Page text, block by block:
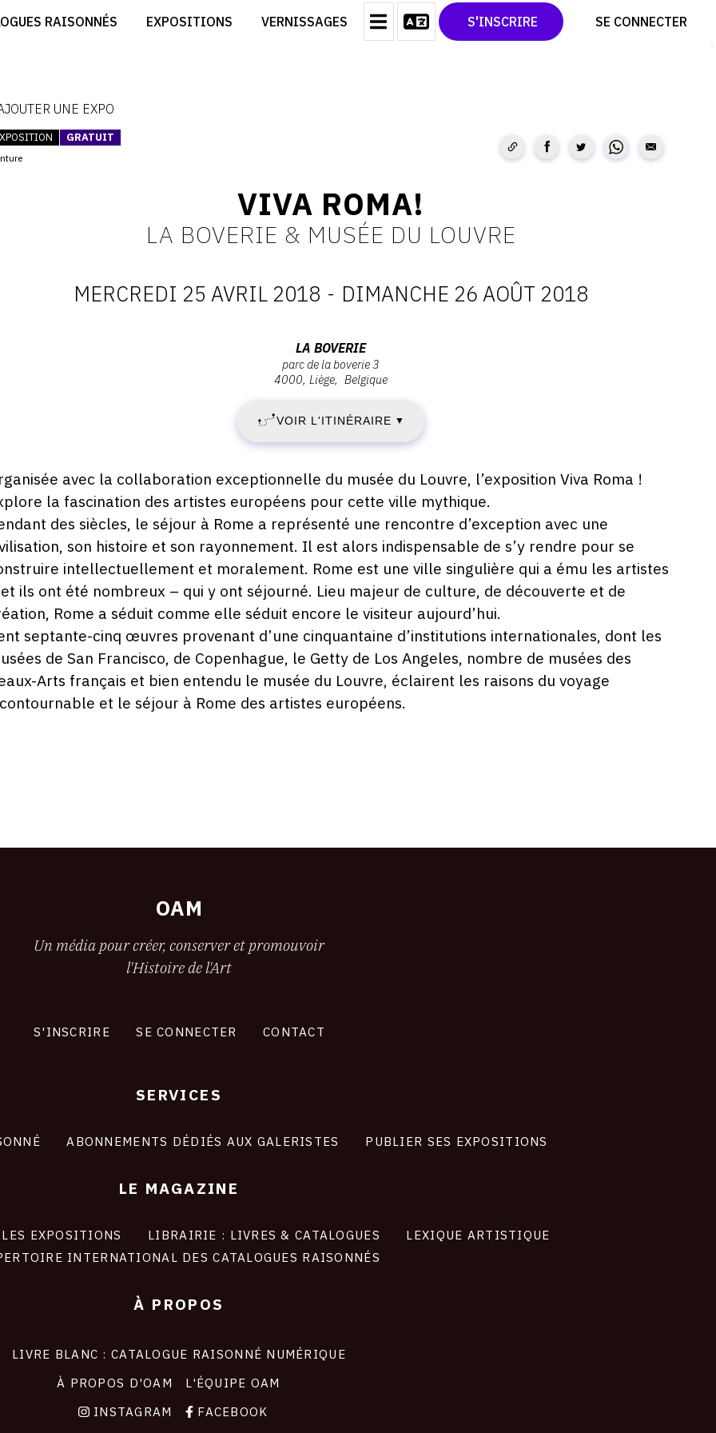
RAISONNÉS EXPOSITIONS VERNISSAGES S'INSCRIRE SE CONNECTER
CRÉER SON CATALOGUE D'EXPO
CONTACT
CGU
TWITTER
PINTEREST
UNE EXPO
GRATUIT
VIVA ROMA!
LA BOVERIE & MUSÉE DU LOUVRE
:
MERCREDI
25
AVRIL
2018
-
DIMANCHE
26
AOÛT
2018
MERCREDI 25 AVRIL 2018 - DIMANCHE 26 AOÛT 2018
Boverie
3,
4000
Liège
LA BOVERIE
parc de la boverie 3
4000 Liège Belgique
VOIR L'ITINÉRAIRE ▼
avec la collaboration exceptionnelle du musée du Louvre, l’exposition Viva Roma !
la fascination des artistes européens pour cette ville mythique.
des siècles, le séjour à Rome a représenté une rencontre d’exception avec une
son histoire et son rayonnement. Il est alors indispensable de s’y rendre pour se
intellectuellement et moralement. Rome est une ville singulière qui a ému les artistes
ils ont été nombreux – qui y ont séjourné. Lieu majeur de culture, de découverte et de
Rome a séduit comme elle séduit encore le visiteur aujourd’hui.
septante-cinq œuvres provenant d’une cinquantaine d’institutions internationales, dont les
de San Francisco, de Copenhague, le Getty de Los Angeles, nombre de musées des
Arts français et bien entendu le musée du Louvre, éclairent les raisons du voyage
et le séjour à Rome des artistes européens.
OAM
Un média pour créer, conserver et promouvoir
l'Histoire de l'Art
S'INSCRIRE SE CONNECTER CONTACT
SERVICES
ABONNEMENTS DÉDIÉS AUX GALERISTES PUBLIER SES EXPOSITIONS
LE MAGAZINE
LES EXPOSITIONS LIBRAIRIE : LIVRES & CATALOGUES
LEXIQUE ARTISTIQUE
INTERNATIONAL DES CATALOGUES RAISONNÉS
À PROPOS
LIVRE BLANC : CATALOGUE RAISONNÉ NUMÉRIQUE
À PROPOS D'OAM
L'ÉQUIPE OAM
INSTAGRAM
FACEBOOK